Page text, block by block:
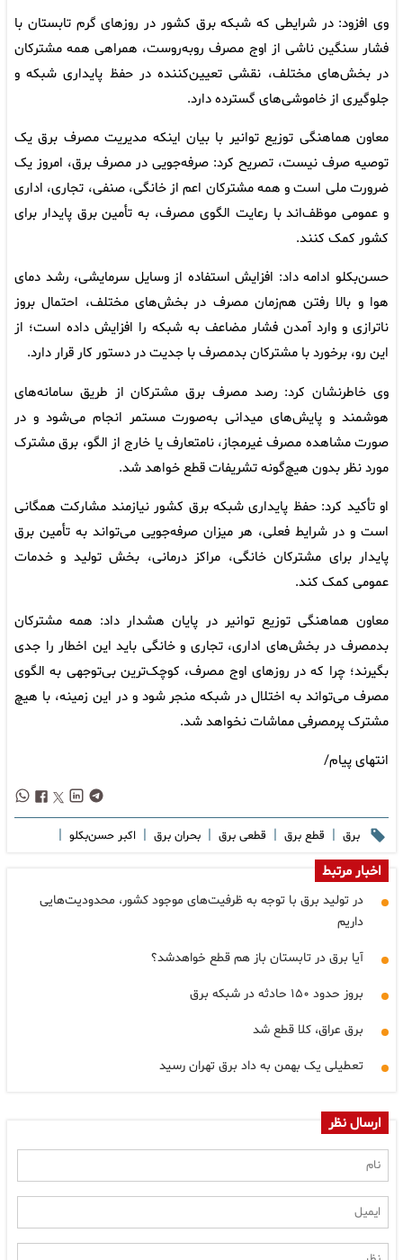
وی افزود: در شرایطی که شبکه برق کشور در روز‌های گرم تابستان با
فشار سنگین ناشی از اوج مصرف روبه‌روست، همراهی همه مشترکان
در بخش‌های مختلف، نقشی تعیین‌کننده در حفظ پایداری شبکه و
جلوگیری از خاموشی‌های گسترده دارد.
معاون هماهنگی توزیع توانیر با بیان اینکه مدیریت مصرف برق یک
توصیه صرف نیست، تصریح کرد: صرفه‌جویی در مصرف برق، امروز یک
ضرورت ملی است و همه مشترکان اعم از خانگی، صنفی، تجاری، اداری
و عمومی موظف‌اند با رعایت الگوی مصرف، به تأمین برق پایدار برای
کشور کمک کنند.
حسن‌بکلو ادامه داد: افزایش استفاده از وسایل سرمایشی، رشد دمای
هوا و بالا رفتن هم‌زمان مصرف در بخش‌های مختلف، احتمال بروز
ناترازی و وارد آمدن فشار مضاعف به شبکه را افزایش داده است؛ از
این رو، برخورد با مشترکان بدمصرف با جدیت در دستور کار قرار دارد.
وی خاطرنشان کرد: رصد مصرف برق مشترکان از طریق سامانه‌های
هوشمند و پایش‌های میدانی به‌صورت مستمر انجام می‌شود و در
صورت مشاهده مصرف غیرمجاز، نامتعارف یا خارج از الگو، برق مشترک
مورد نظر بدون هیچ‌گونه تشریفات قطع خواهد شد.
او تأکید کرد: حفظ پایداری شبکه برق کشور نیازمند مشارکت همگانی
است و در شرایط فعلی، هر میزان صرفه‌جویی می‌تواند به تأمین برق
پایدار برای مشترکان خانگی، مراکز درمانی، بخش تولید و خدمات
عمومی کمک کند.
معاون هماهنگی توزیع توانیر در پایان هشدار داد: همه مشترکان
بدمصرف در بخش‌های اداری، تجاری و خانگی باید این اخطار را جدی
بگیرند؛ چرا که در روز‌های اوج مصرف، کوچک‌ترین بی‌توجهی به الگوی
مصرف می‌تواند به اختلال در شبکه منجر شود و در این زمینه، با هیچ
مشترک پرمصرفی مماشات نخواهد شد.
انتهای پیام/
برق | قطع برق | قطعی برق | بحران برق | اکبر حسن‌بکلو |
اخبار مرتبط
در تولید برق با توجه به ظرفیت‌های موجود کشور، محدودیت‌هایی
داریم
آیا برق در تابستان باز هم قطع خواهدشد؟
بروز حدود ۱۵۰ حادثه در شبکه برق
برق عراق، کلا قطع شد
تعطیلی یک بهمن به داد برق تهران رسید
ارسال نظر